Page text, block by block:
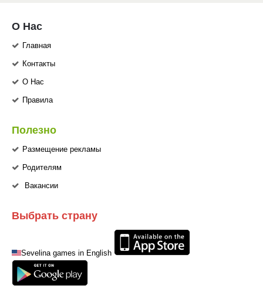
О Нас
Главная
Контакты
О Нас
Правила
Полезно
Размещение рекламы
Родителям
Вакансии
Выбрать страну
Sevelina games in English